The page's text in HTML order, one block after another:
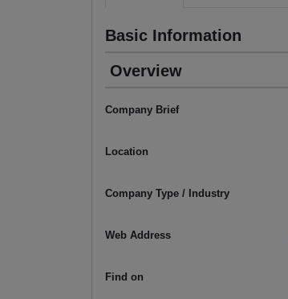
Basic Information
Overview
Company Brief
Location
Company Type / Industry
Web Address
Find on